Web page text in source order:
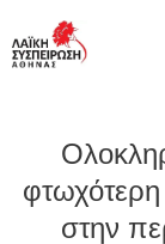
φτωχότερη
στην